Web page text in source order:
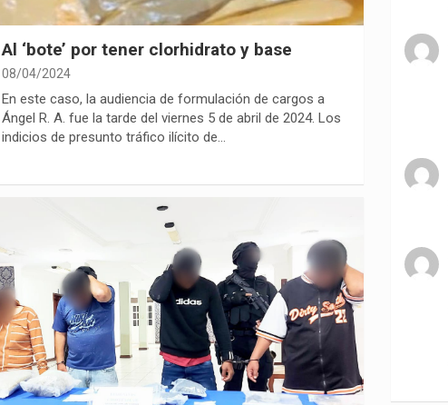
Al ‘bote’ por tener clorhidrato y base
08/04/2024
En este caso, la audiencia de formulación de cargos a
Ángel R. A. fue la tarde del viernes 5 de abril de 2024. Los
indicios de presunto tráfico ilícito de…